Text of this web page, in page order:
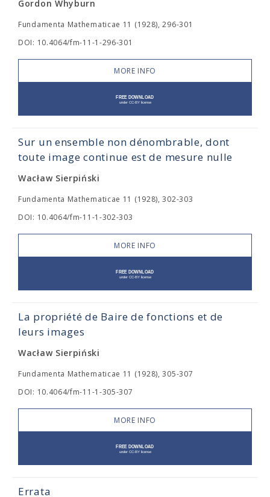
Gordon Whyburn
Fundamenta Mathematicae 11 (1928), 296-301
DOI: 10.4064/fm-11-1-296-301
MORE INFO
Sur un ensemble non dénombrable, dont
toute image continue est de mesure nulle
Wacław Sierpiński
Fundamenta Mathematicae 11 (1928), 302-303
DOI: 10.4064/fm-11-1-302-303
MORE INFO
La propriété de Baire de fonctions et de
leurs images
Wacław Sierpiński
Fundamenta Mathematicae 11 (1928), 305-307
DOI: 10.4064/fm-11-1-305-307
MORE INFO
Errata